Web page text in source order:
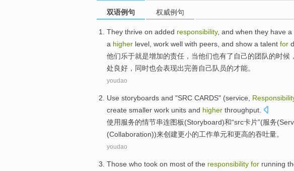
双语例句 权威例句
They thrive on added responsibility, and when they have a
a higher level, work well with peers, and show a talent for
他们乐于就是增加的责任 ， 当他们也有了 自己的团队的时候
处良好 ，同时也会表现出完善自己队员的才能。
youdao
Use storyboards and "SRC CARDS" (service
create smaller work units and higher throughput
使用服务的情节串连图板(Storyboard)和“src卡片”(服务
(Collaboration))来创建更小的工作单元和更高的吞吐量。
youdao
Those who took on most of the responsibility for running